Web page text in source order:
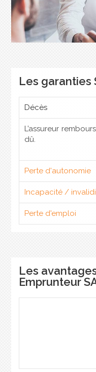
Les garanties
Décès
L’assureur
dû.
Perte d'autonomie
Incapacité /
Perte d'emploi
Les
Emprunteur